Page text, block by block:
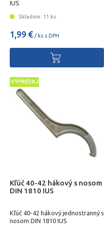
IUS
Skladom: 11 ks
1,99 € / ks s DPH
VÝPREDAJ
Kľúč 40-42 hákový s nosom
DIN 1810 IUS
Kľúč 40-42 hákový jednostranný s
nosom DIN 1810 IUS